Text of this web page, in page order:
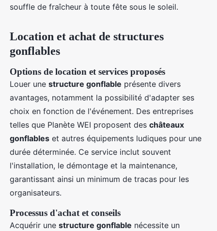
souffle de fraîcheur à toute fête sous le soleil.
Location et achat de structures
gonflables
Options de location et services proposés
Louer une structure gonflable présente divers
avantages, notamment la possibilité d'adapter ses
choix en fonction de l'événement. Des entreprises
telles que Planète WEI proposent des châteaux
gonflables et autres équipements ludiques pour une
durée déterminée. Ce service inclut souvent
l'installation, le démontage et la maintenance,
garantissant ainsi un minimum de tracas pour les
organisateurs.
Processus d'achat et conseils
Acquérir une structure gonflable nécessite un